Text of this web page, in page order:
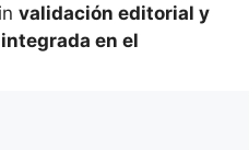
validación editorial y
en el